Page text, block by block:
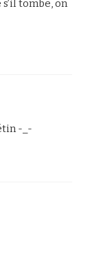
tombe, on
-_-